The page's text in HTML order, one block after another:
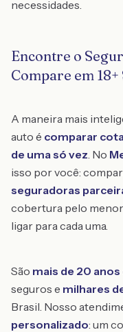
necessidades.
Encontre o
Compare em
A maneira mais
auto é comparar
de uma só vez. No
isso por você:
seguradoras
cobertura pelo
ligar para cada uma.
São mais de 20
seguros e milhares
Brasil. Nosso
personalizado: um